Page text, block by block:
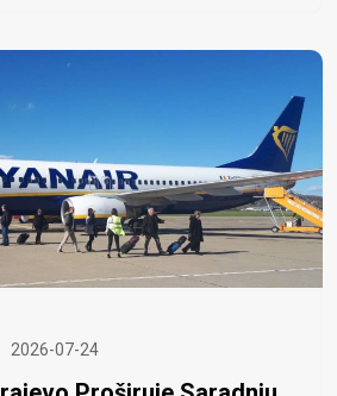
2026-07-24